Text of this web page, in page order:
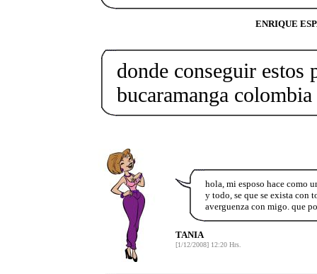
ENRIQUE
donde conseguir estos
bucaramanga colombia
hola, mi esposo hace como
y todo, se que se exista con
averguenza con migo. que
TANIA
[1/12/2008] 12:20 Hrs.